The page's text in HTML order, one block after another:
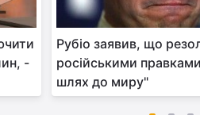
-
Рубіо заявив, що
російськими
шлях до миру"